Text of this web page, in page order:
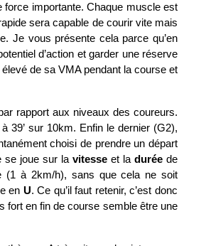
force importante. Chaque muscle est
sera capable de courir vite mais
Je vous présente cela parce qu’en
d’action et garder une réserve
de sa VMA pendant la course et
rapport aux niveaux des coureurs.
39’ sur 10km. Enfin le dernier (G2),
choisi de prendre un départ
se joue sur la vitesse et la durée de
(1 à 2km/h), sans que cela ne soit
en U. Ce qu’il faut retenir, c’est donc
fort en fin de course semble être une